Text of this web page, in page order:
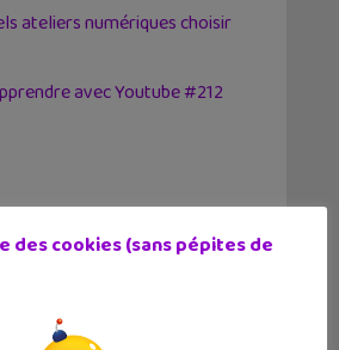
ateliers numériques choisir
avec Youtube #212
des cookies (sans pépites de